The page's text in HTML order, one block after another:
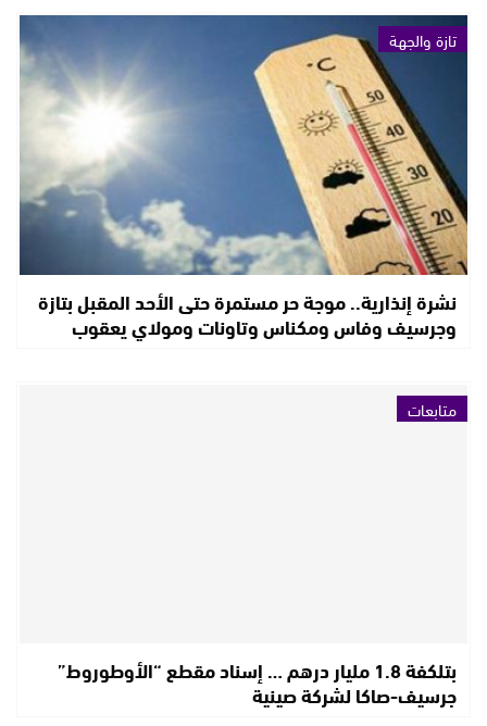
تازة والجهة
نشرة إنذارية.. موجة حر مستمرة حتى الأحد المقبل بتازة
وجرسيف وفاس ومكناس وتاونات ومولاي يعقوب
متابعات
بتلكفة 1.8 مليار درهم … إسناد مقطع “الأوطوروط”
جرسيف-صاكا لشركة صينية